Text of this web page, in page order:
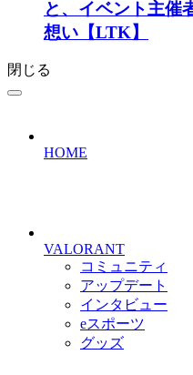
と、イベント主催
想い【LTK】
閉じる
HOME
VALORANT
コミュニティ
アップデート
インタビュー
eスポーツ
グッズ